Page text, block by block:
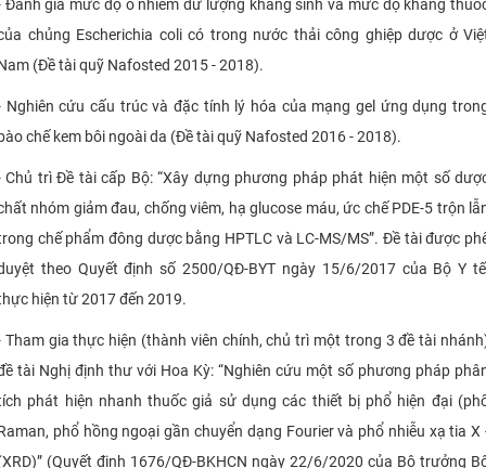
Đánh giá mức độ ô nhiễm dư lượng kháng sinh và mức độ kháng
chủng Escherichia coli có trong nước thải công ghiệp dược ở
(Đề tài quỹ Nafosted 2015 - 2018).
Nghiên cứu cấu trúc và đặc tính lý hóa của mạng gel ứng dụng
chế kem bôi ngoài da (Đề tài quỹ Nafosted 2016 - 2018).
Chủ trì Đề tài cấp Bộ: “Xây dựng phương pháp phát hiện một số
nhóm giảm đau, chống viêm, hạ glucose máu, ức chế PDE-5 trộn
chế phẩm đông dược bằng HPTLC và LC-MS/MS”. Đề tài được
theo Quyết định số 2500/QĐ-BYT ngày 15/6/2017 của Bộ Y
hiện từ 2017 đến 2019.
Tham gia thực hiện (thành viên chính, chủ trì một trong 3 đề tài
tài Nghị định thư với Hoa Kỳ: “Nghiên cứu một số phương pháp
phát hiện nhanh thuốc giả sử dụng các thiết bị phổ hiện đại
phổ hồng ngoại gần chuyển dạng Fourier và phổ nhiễu xạ tia X
(Quyết định 1676/QĐ-BKHCN ngày 22/6/2020 của Bộ trưởng